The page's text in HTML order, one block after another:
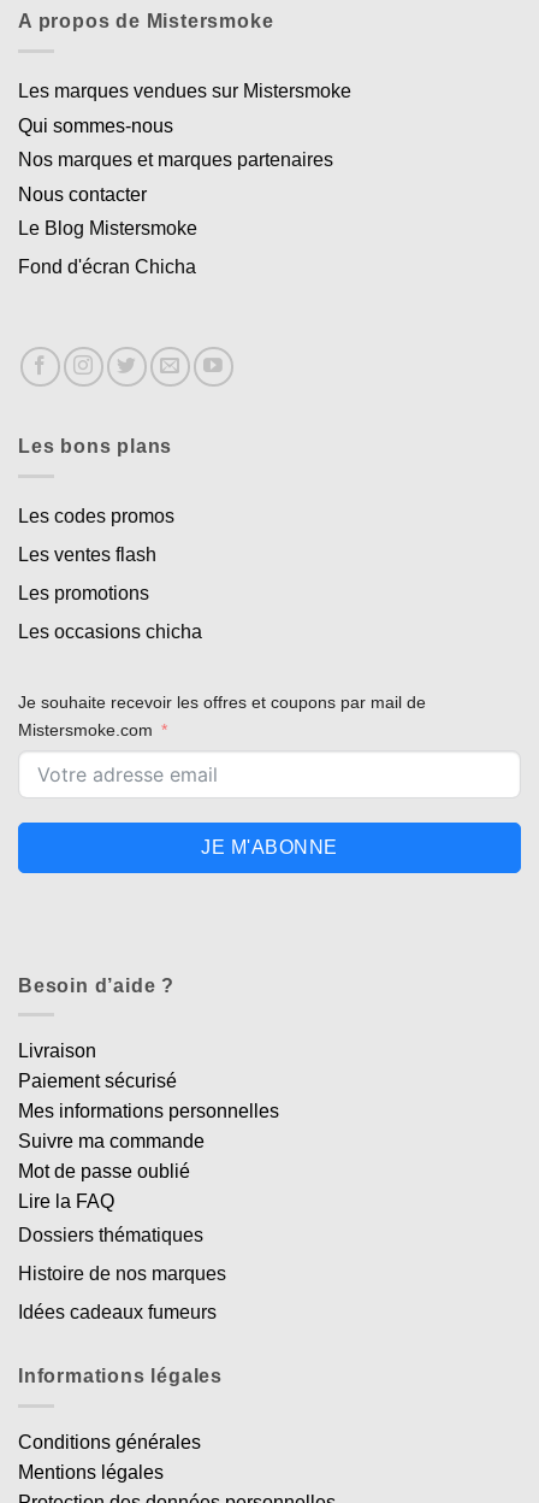
A propos de Mistersmoke
Les marques vendues sur Mistersmoke
Qui sommes-nous
Nos marques et marques partenaires
Nous contacter
Le Blog Mistersmoke
Fond d'écran Chicha
Les bons plans
Les codes promos
Les ventes flash
Les promotions
Les occasions chicha
Je souhaite recevoir les offres et coupons par mail de
Mistersmoke.com
JE M'ABONNE
Besoin d’aide ?
Livraison
Paiement sécurisé
Mes informations personnelles
Suivre ma commande
Mot de passe oublié
Lire la FAQ
Dossiers thématiques
Histoire de nos marques
Idées cadeaux fumeurs
Informations légales
Conditions générales
Mentions légales